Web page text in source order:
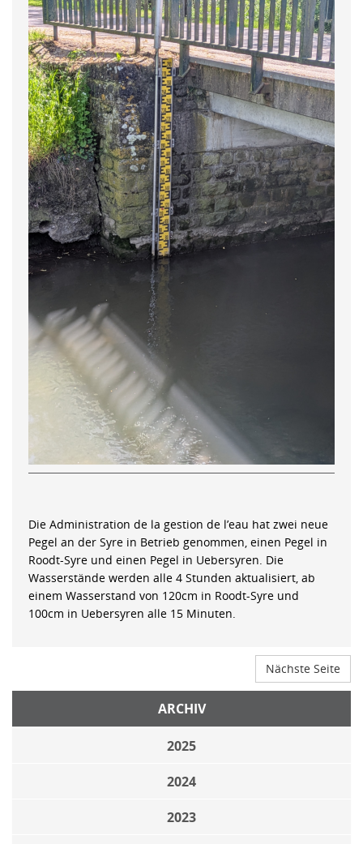
Die Administration de la gestion de l’eau hat zwei neue
Pegel an der Syre in Betrieb genommen, einen Pegel in
Roodt-Syre und einen Pegel in Uebersyren. Die
Wasserstände werden alle 4 Stunden aktualisiert, ab
einem Wasserstand von 120cm in Roodt-Syre und
100cm in Uebersyren alle 15 Minuten.
Nächste Seite
ARCHIV
2025
2024
2023